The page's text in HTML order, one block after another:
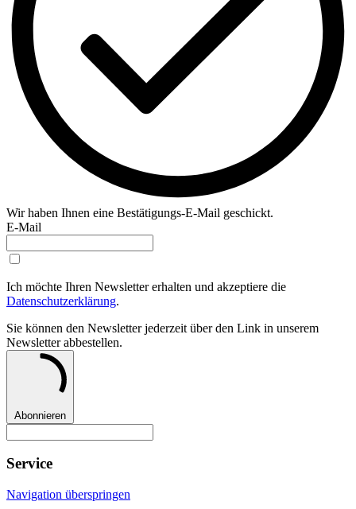
Wir haben Ihnen eine Bestätigungs-E-Mail geschickt.
E-Mail
Ich möchte Ihren Newsletter erhalten und akzeptiere die
Datenschutzerklärung.
Sie können den Newsletter jederzeit über den Link in unserem
Newsletter abbestellen.
Abonnieren
Service
Navigation überspringen